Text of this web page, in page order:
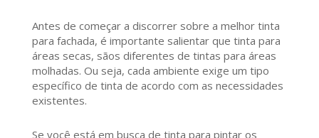
Antes de começar a discorrer sobre a melhor tinta
para fachada, é importante salientar que tinta para
áreas secas, sãos diferentes de tintas para áreas
molhadas. Ou seja, cada ambiente exige um tipo
específico de tinta de acordo com as necessidades
existentes.
Se você está em busca de tinta para pintar os